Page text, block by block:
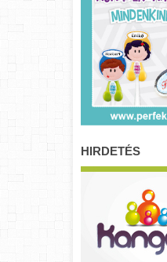
HIRDETÉS